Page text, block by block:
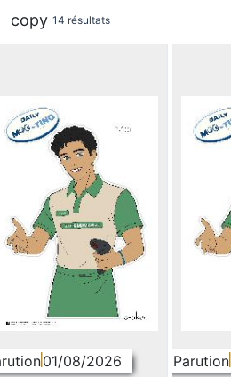
copy 14 résultats
01/08/2026 Parution